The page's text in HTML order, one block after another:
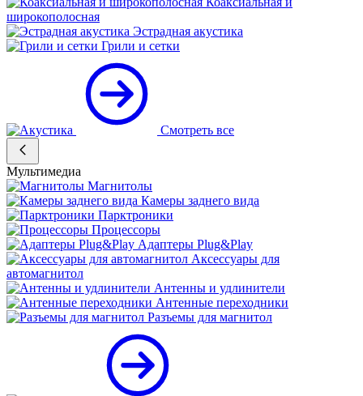
широкополосная
Эстрадная акустика
Грили и сетки
Смотреть все
Мультимедиа
Магнитолы
Камеры заднего вида
Парктроники
Процессоры
Адаптеры Plug&Play
Аксессуары для
автомагнитол
Антенны и удлинители
Антенные переходники
Разъемы для магнитол